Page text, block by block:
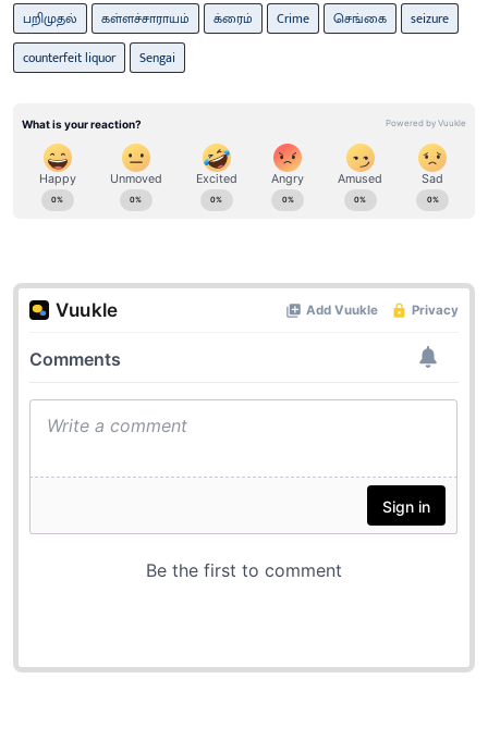
பறிமுதல் கள்ளச்சாராயம் க்ரைம் Crime செங்கை
seizure
counterfeit liquor
Sengai